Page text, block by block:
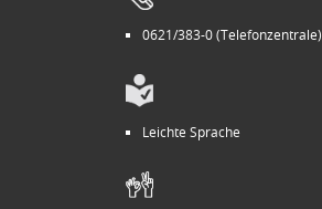
0621/383-0 (Telefonzentrale)
Leichte Sprache